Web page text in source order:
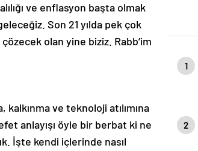
ve enflasyon başta olmak
Son 21 yılda pek çok
olan yine biziz. Rabb’im
kalkınma ve teknoloji atılımına
anlayışı öyle bir berbat ki ne
İşte kendi içlerinde nasıl
1
2